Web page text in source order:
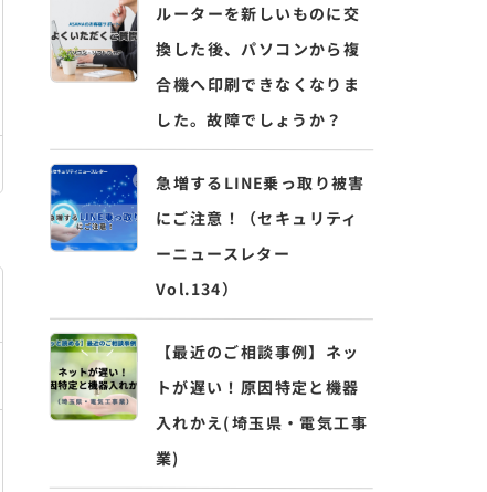
ルーターを新しいものに交
換した後、パソコンから複
合機へ印刷できなくなりま
した。故障でしょうか？
急増するLINE乗っ取り被害
にご注意！（セキュリティ
ーニュースレター
Vol.134）
【最近のご相談事例】ネッ
トが遅い！原因特定と機器
入れかえ(埼玉県・電気工事
業)